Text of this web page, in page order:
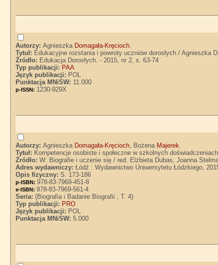
Autorzy:Agnieszka Domagała-Kręcioch.
Tytuł: Edukacyjne rozstania i powroty uczniów dorosłych / Agnieszka
Źródło: Edukacja Dorosłych. - 2015, nr 2, s. 63-74
Typ publikacji: PAA
Język publikacji: POL
Punktacja MNiSW: 11.000
p-ISSN: 1230-929X
Autorzy:Agnieszka Domagała-Kręcioch, Bożena Majerek.
Tytuł: Kompetencje osobiste i społeczne w szkolnych
Źródło:W: Biografie i uczenie się / red. Elżbieta Dubas, Joanna
Adres wydawniczy:Łódź : Wydawnictwo Uniwersytetu Łódzkiego,
Opis fizyczny:S. 173-186
p-ISBN:978-83-7969-451-8
e-ISBN:978-83-7969-561-4
Seria:(Biografia i Badanie Biografii ; T. 4)
Typ publikacji: PRO
Język publikacji: POL
Punktacja MNiSW:5.000